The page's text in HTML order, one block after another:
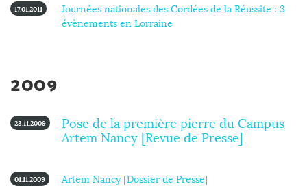
17.01.2011
Journées nationales des Cordées de la Réussite : 3
évènements en Lorraine
2009
23.11.2009 Pose de la première pierre du Campus
Artem Nancy [Revue de Presse]
01.11.2009 Artem Nancy [Dossier de Presse]